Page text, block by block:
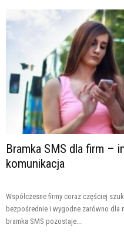
Bramka SMS dla firm –
komunikacja
Współczesne firmy coraz częściej
bezpośrednie i wygodne zarówno dla
bramka SMS pozostaje...